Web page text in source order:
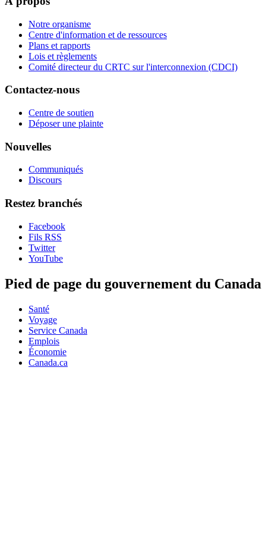
Notre organisme
Centre d'information et de ressources
Plans et rapports
Lois et règlements
Comité directeur du CRTC sur l'interconnexion (CDCI)
Contactez-nous
Centre de soutien
Déposer une plainte
Nouvelles
Communiqués
Discours
Restez branchés
Facebook
Fils RSS
Twitter
YouTube
Pied de page du gouvernement du Canada
Santé
Voyage
Service Canada
Emplois
Économie
Canada.ca